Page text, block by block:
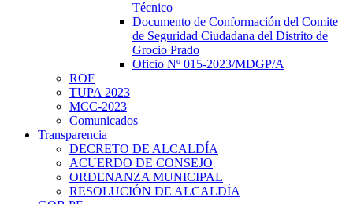
Técnico
Documento de Conformación del Comite
de Seguridad Ciudadana del Distrito de
Grocio Prado
Oficio Nº 015-2023/MDGP/A
ROF
TUPA 2023
MCC-2023
Comunicados
Transparencia
DECRETO DE ALCALDÍA
ACUERDO DE CONSEJO
ORDENANZA MUNICIPAL
RESOLUCIÓN DE ALCALDÍA